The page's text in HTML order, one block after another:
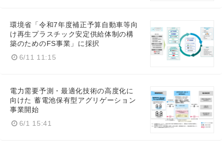
環境省「令和7年度補正予算自動車等向
け再生プラスチック安定供給体制の構
築のためのFS事業」に採択
6/11 11:15
電力需要予測・最適化技術の高度化に
向けた 蓄電池保有型アグリゲーション
事業開始
6/1 15:41